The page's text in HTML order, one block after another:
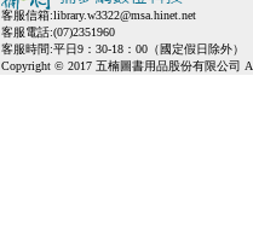
客服信箱:library.w3322@msa.hinet.net
客服電話:(07)2351960
客服時間:平日9：30-18：00（國定假日除外）
Copyright © 2017 五楠圖書用品股份有限公司